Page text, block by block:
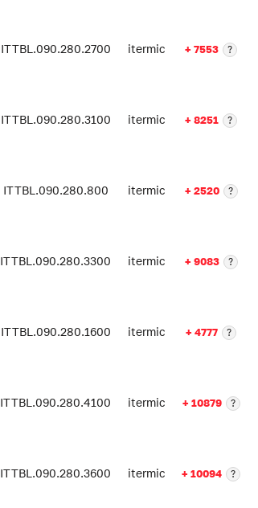
ITTBL.090.280.2700 itermic + 7553 ?
ITTBL.090.280.3100 itermic + 8251 ?
ITTBL.090.280.800 itermic + 2520 ?
ITTBL.090.280.3300 itermic + 9083 ?
ITTBL.090.280.1600 itermic + 4777 ?
ITTBL.090.280.4100 itermic + 10879 ?
ITTBL.090.280.3600 itermic + 10094 ?